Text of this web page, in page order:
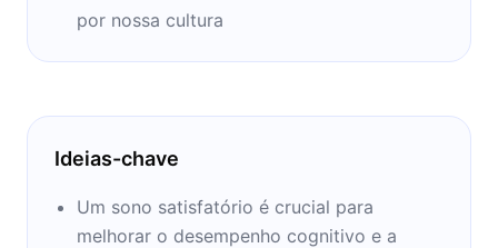
por nossa cultura
Ideias-chave
Um sono satisfatório é crucial para
melhorar o desempenho cognitivo e a